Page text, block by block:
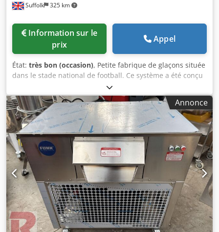
Suffolk 325 km
prix
Appel
État: très bon (occasion), Petite fabrique de glaçons située
dans le stade national de football. Ce système a été conçu
pour fournir de la glace au stade national de football.
Nous ne disposons d'aucune documentation, mais nous
pensons qu'il s'agit de 4 unités Ziegra de 1000 kg,
installées comme deux machines à glace doubles, chacune
alimentant deux trémies mobiles. Le système est en
excellent état car il n'a été utilisé que pendant une courte
période avant qu'il ne soit évident qu'il était plus facile
d'acheter la glace et de la faire livrer directement à chaque
point de restauration dans le stade. Les machines portent
les noms de Williams Refrigeration (le fournisseur) et
Manitowok, mais on dirait qu'il s'agit d'unités Ziegra.
Crjdpfx Aaotpc T Soref
Annonce